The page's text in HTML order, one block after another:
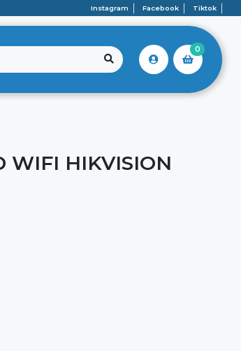
Instagram Facebook Tiktok
0
WIFI HIKVISION